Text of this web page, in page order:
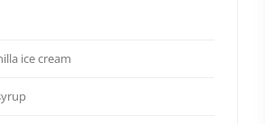
ice cream